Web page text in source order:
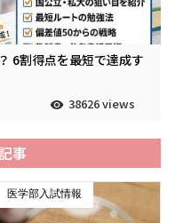
6割得点を最短で達成す
38626 views
事
医学部入試情報